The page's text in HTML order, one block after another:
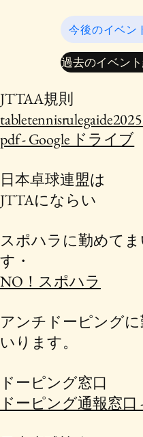
今後のイベン
過去のイベン
​JTTAA規則
pdf - Google ドライブ
日本卓球連盟は
JTTAにならい
スポハラに勤めてま
す・
NO！スポハラ
アンチドーピングに
いります。
ドーピング窓口
ドーピング通報窓口